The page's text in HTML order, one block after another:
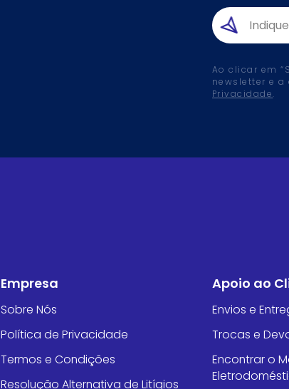
Ao clicar em
newsletter e a
Privacidade.
Empresa
Sobre Nós
Política de Privacidade
Termos e Condições
Resolução Alternativa de Litígios
Apoio ao
Envios e
Trocas e
Encontrar o